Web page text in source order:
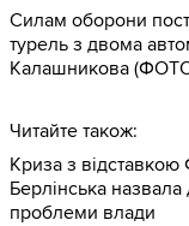
Силам оборони
турель з двома
Калашникова
Читайте також:
Криза з
Берлінська назвала
проблеми влади